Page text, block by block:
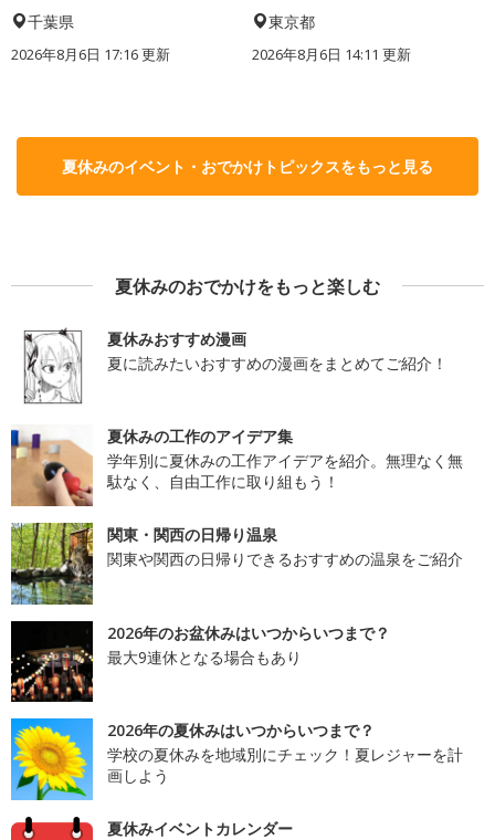
千葉県
2026年8月6日 17:16更新
東京都
2026年8月6日 14:11 更新
夏休みのイベント・おでかけトピックスをもっと見る
夏休みのおでかけをもっと楽しむ
夏休みおすすめ漫画
夏に読みたいおすすめの漫画をまとめてご紹介！
夏休みの工作のアイデア集
学年別に夏休みの工作アイデアを紹介。無理なく無
駄なく、自由工作に取り組もう！
関東・関西の日帰り温泉
関東や関西の日帰りできるおすすめの温泉をご紹介
2026年のお盆休みはいつからいつまで？
最大9連休となる場合もあり
2026年の夏休みはいつからいつまで？
学校の夏休みを地域別にチェック！夏レジャーを計
画しよう
夏休みイベントカレンダー